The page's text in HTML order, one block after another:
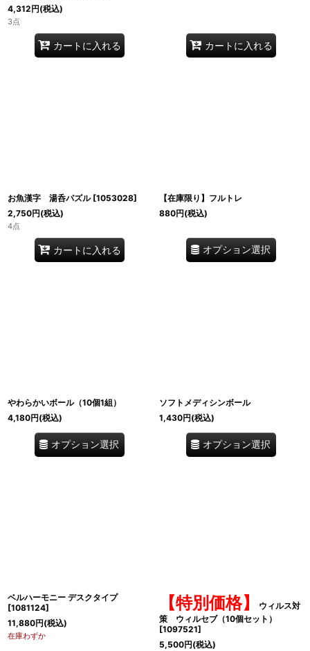
4,312円(税込)
3点
カートに入れる カートに入れる
お魚漢字 湯呑パズル [1053028]
2,750円(税込)
4点
カートに入れる
【在庫限り】フルトレ
880円(税込)
オプション選択
やわらかいボール（10個1組）
4,180円(税込)
オプション選択
ソフトメディシンボール
1,430円(税込)
オプション選択
ベルハーモニー デスクタイプ
[1081124]
11,880円(税込)
在庫わずか
【特別価格】
ウィルス対
策 ウィルセブ（10個セット）
[1097521]
5,500円(税込)